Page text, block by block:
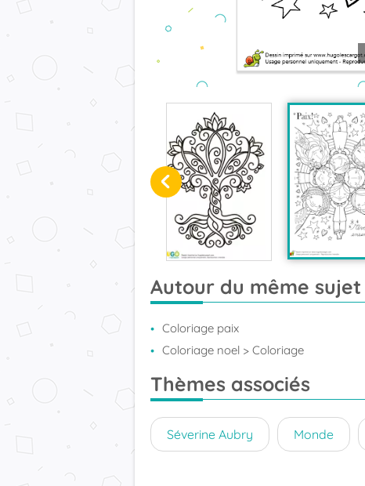
Autour du même sujet
Coloriage paix
Coloriage noel > Coloriage
Thèmes associés
Séverine Aubry Monde